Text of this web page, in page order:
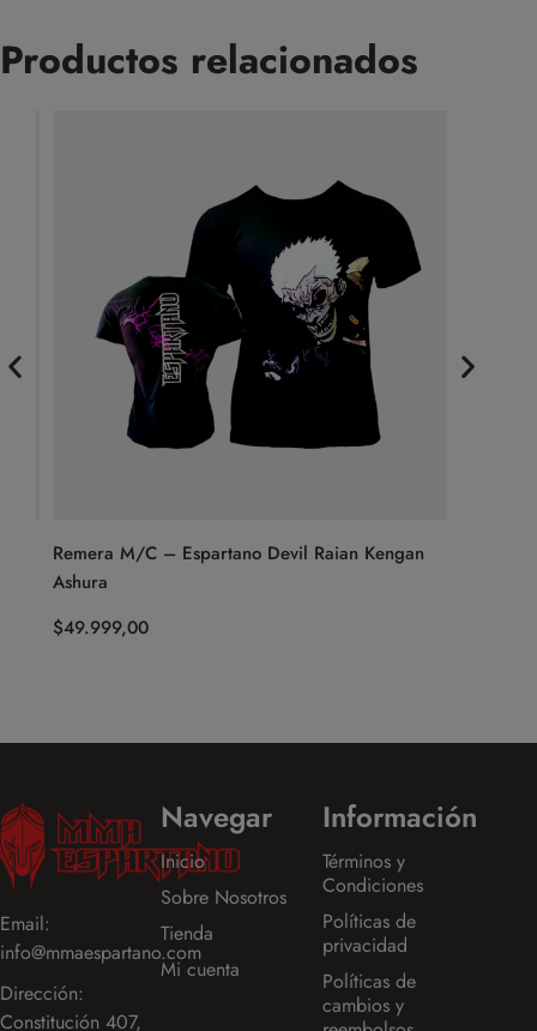
Productos relacionados
Remera M/C – Espartano Devil Raian Kengan
Ashura
49.999,00
Email:
info@mmaespartano.com
Dirección:
Constitución 407,
Navegar
Inicio
Sobre Nosotros
Tienda
Mi cuenta
Información
Términos y
Condiciones
Políticas de
privacidad
Políticas de
cambios y